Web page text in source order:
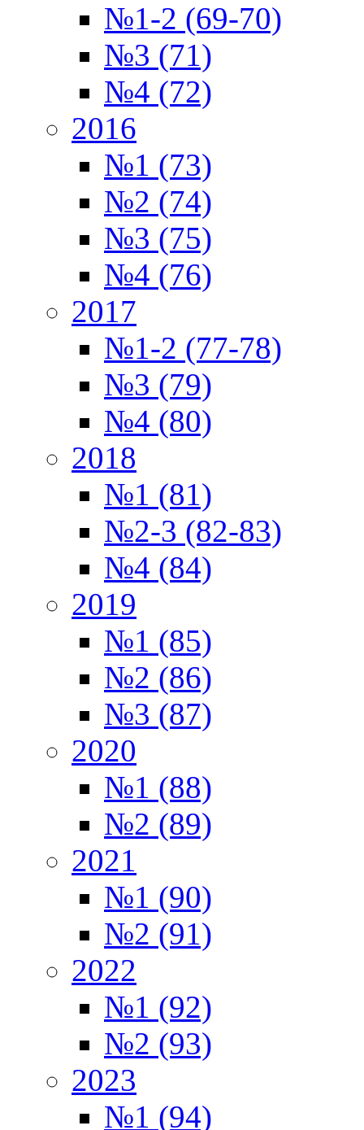
№1-2 (69-70)
№3 (71)
№4 (72)
2016
№1 (73)
№2 (74)
№3 (75)
№4 (76)
2017
№1-2 (77-78)
№3 (79)
№4 (80)
2018
№1 (81)
№2-3 (82-83)
№4 (84)
2019
№1 (85)
№2 (86)
№3 (87)
2020
№1 (88)
№2 (89)
2021
№1 (90)
№2 (91)
2022
№1 (92)
№2 (93)
2023
№1 (94)